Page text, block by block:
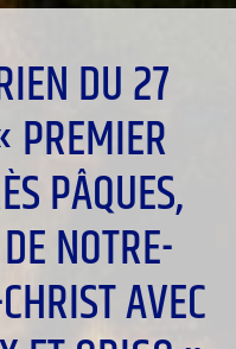
DU 27
PÂQUES,
NOTRE-
AVEC